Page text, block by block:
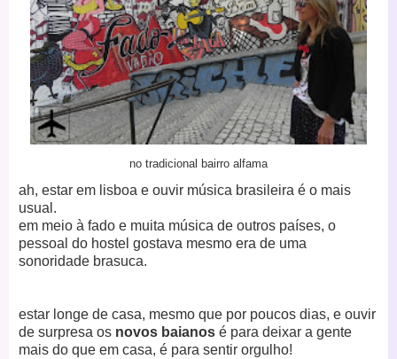
no tradicional bairro alfama
ah, estar em lisboa e ouvir música brasileira é o mais
usual.
em meio à fado e muita música de outros países, o
pessoal do hostel gostava mesmo era de uma
sonoridade brasuca.
estar longe de casa, mesmo que por poucos dias, e ouvir
de surpresa os novos baianos é para deixar a gente
mais do que em casa, é para sentir orgulho!